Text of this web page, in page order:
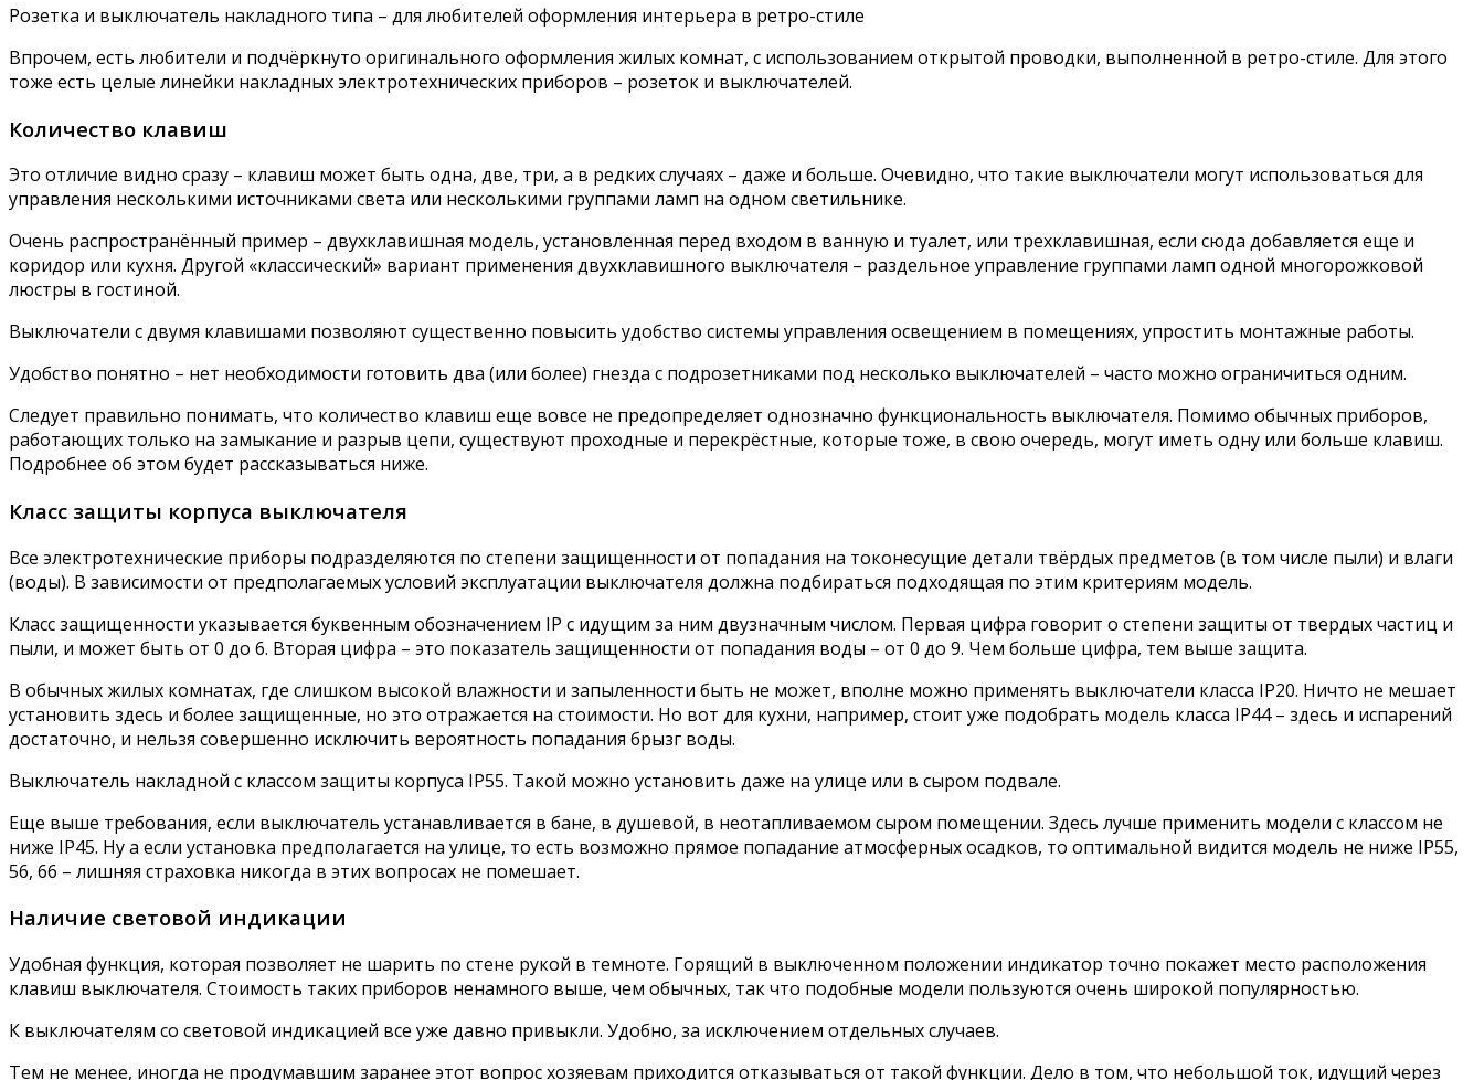
Розетка и выключатель накладного типа – для любителей оформления интерьера в ретро-стиле
Впрочем, есть любители и подчёркнуто оригинального оформления жилых комнат, с использованием открытой проводки, выполненной в ретро-стиле. Для этого
тоже есть целые линейки накладных электротехнических приборов – розеток и выключателей.
Количество клавиш
Это отличие видно сразу – клавиш может быть одна, две, три, а в редких случаях – даже и больше. Очевидно, что такие выключатели могут использоваться для
управления несколькими источниками света или несколькими группами ламп на одном светильнике.
Очень распространённый пример – двухклавишная модель, установленная перед входом в ванную и туалет, или трехклавишная, если сюда добавляется еще и
коридор или кухня. Другой «классический» вариант применения двухклавишного выключателя – раздельное управление группами ламп одной многорожковой
люстры в гостиной.
Выключатели с двумя клавишами позволяют существенно повысить удобство системы управления освещением в помещениях, упростить монтажные работы.
Удобство понятно – нет необходимости готовить два (или более) гнезда с подрозетниками под несколько выключателей – часто можно ограничиться одним.
Следует правильно понимать, что количество клавиш еще вовсе не предопределяет однозначно функциональность выключателя. Помимо обычных приборов,
работающих только на замыкание и разрыв цепи, существуют проходные и перекрёстные, которые тоже, в свою очередь, могут иметь одну или больше клавиш.
Подробнее об этом будет рассказываться ниже.
Класс защиты корпуса выключателя
Все электротехнические приборы подразделяются по степени защищенности от попадания на токонесущие детали твёрдых предметов (в том числе пыли) и влаги
(воды). В зависимости от предполагаемых условий эксплуатации выключателя должна подбираться подходящая по этим критериям модель.
Класс защищенности указывается буквенным обозначением IP с идущим за ним двузначным числом. Первая цифра говорит о степени защиты от твердых частиц и
пыли, и может быть от 0 до 6. Вторая цифра – это показатель защищенности от попадания воды – от 0 до 9. Чем больше цифра, тем выше защита.
В обычных жилых комнатах, где слишком высокой влажности и запыленности быть не может, вполне можно применять выключатели класса IP20. Ничто не мешает
установить здесь и более защищенные, но это отражается на стоимости. Но вот для кухни, например, стоит уже подобрать модель класса IP44 – здесь и испарений
достаточно, и нельзя совершенно исключить вероятность попадания брызг воды.
Выключатель накладной с классом защиты корпуса IP55. Такой можно установить даже на улице или в сыром подвале.
Еще выше требования, если выключатель устанавливается в бане, в душевой, в неотапливаемом сыром помещении. Здесь лучше применить модели с классом не
ниже IP45. Ну а если установка предполагается на улице, то есть возможно прямое попадание атмосферных осадков, то оптимальной видится модель не ниже IP55,
56, 66 – лишняя страховка никогда в этих вопросах не помешает.
Наличие световой индикации
Удобная функция, которая позволяет не шарить по стене рукой в темноте. Горящий в выключенном положении индикатор точно покажет место расположения
клавиш выключателя. Стоимость таких приборов ненамного выше, чем обычных, так что подобные модели пользуются очень широкой популярностью.
К выключателям со световой индикацией все уже давно привыкли. Удобно, за исключением отдельных случаев.
Тем не менее, иногда не продумавшим заранее этот вопрос хозяевам приходится отказываться от такой функции. Дело в том, что небольшой ток, идущий через